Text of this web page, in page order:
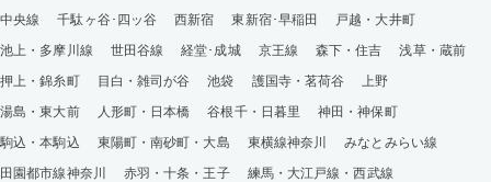
中央線
千駄ヶ谷･四ッ谷 西新宿 東新宿･早稲田
戸越・大井町
池上・多摩川線
世田谷線 経堂･成城 京王線 森下・住吉
浅草・蔵前
押上・錦糸町
目白・雑司が谷 池袋 護国寺・茗荷谷
上野
湯島・東大前
人形町・日本橋 谷根千・日暮里
神田・神保町
駒込・本駒込
東陽町・南砂町・大島 東横線神奈川
みなとみらい線
田園都市線神奈川
赤羽・十条・王子
練馬・大江戸線・西武線